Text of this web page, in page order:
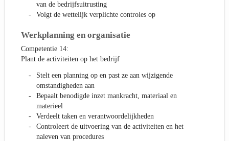
van de bedrijfsuitrusting
Volgt de wettelijk verplichte controles op
Werkplanning en organisatie
Competentie 14:
Plant de activiteiten op het bedrijf
Stelt een planning op en past ze aan wijzigende
omstandigheden aan
Bepaalt benodigde inzet mankracht, materiaal en
materieel
Verdeelt taken en verantwoordelijkheden
Controleert de uitvoering van de activiteiten en het
naleven van procedures